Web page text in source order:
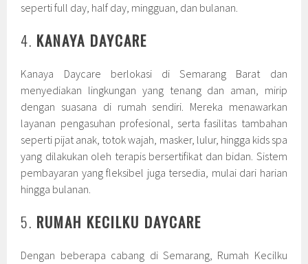
seperti full day, half day, mingguan, dan bulanan.
4. KANAYA DAYCARE
Kanaya Daycare berlokasi di Semarang Barat dan
menyediakan lingkungan yang tenang dan aman, mirip
dengan suasana di rumah sendiri. Mereka menawarkan
layanan pengasuhan profesional, serta fasilitas tambahan
seperti pijat anak, totok wajah, masker, lulur, hingga kids spa
yang dilakukan oleh terapis bersertifikat dan bidan. Sistem
pembayaran yang fleksibel juga tersedia, mulai dari harian
hingga bulanan.
5. RUMAH KECILKU DAYCARE
Dengan beberapa cabang di Semarang, Rumah Kecilku